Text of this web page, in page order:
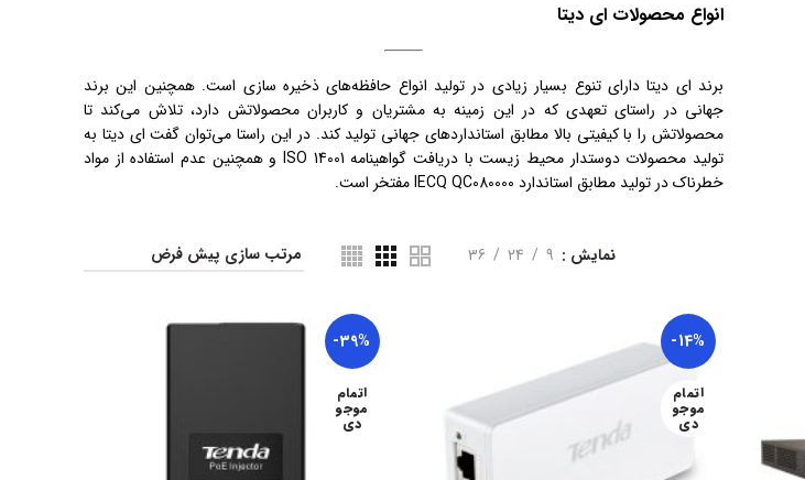
انواع محصولات ای دیتا
برند ای دیتا دارای تنوع بسیار زیادی در تولید انواع حافظه‌های ذخیره سازی است. همچنین این برند
جهانی در راستای تعهدی که در این زمینه به مشتریان و کاربران محصولاتش دارد، تلاش می‌کند تا
محصولاتش را با کیفیتی بالا مطابق استانداردهای جهانی تولید کند. در این راستا می‌توان گفت ای دیتا به
تولید محصولات دوستدار محیط زیست با دریافت گواهینامه ISO 14001 و همچنین عدم استفاده از مواد
خطرناک در تولید مطابق استاندارد IECQ QC080000 مفتخر است.
نمایش 9
24
36
-14%
اتمام
موجو
دی
-39%
اتمام
موجو
دی